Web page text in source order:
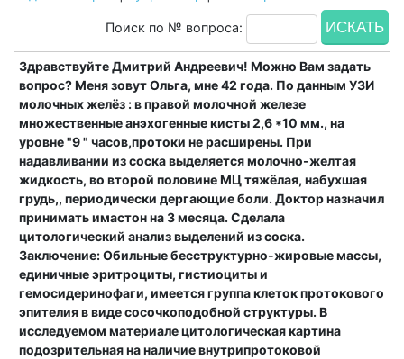
Поиск по № вопроса:
Здравствуйте Дмитрий Андреевич! Можно Вам задать
вопрос? Меня зовут Ольга, мне 42 года. По данным УЗИ
молочных желёз : в правой молочной железе
множественные анэхогенные кисты 2,6 *10 мм., на
уровне "9 " часов,протоки не расширены. При
надавливании из соска выделяется молочно-желтая
жидкость, во второй половине МЦ тяжёлая, набухшая
грудь,, периодически дергающие боли. Доктор назначил
принимать имастон на 3 месяца. Сделала
цитологический анализ выделений из соска.
Заключение: Обильные бесструктурно-жировые массы,
единичные эритроциты, гистиоциты и
гемосидеринофаги, имеется группа клеток протокового
эпителия в виде сосочкоподобной структуры. В
исследуемом материале цитологическая картина
подозрительная на наличие внутрипротоковой